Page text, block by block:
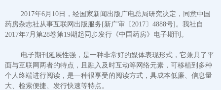
2017年6月10日，经国家新闻出版广电总局研究决定，同意中国
药房杂志社从事互联网出版服务[新广审〔2017〕4888号]。我社自
2017年7月第28卷第19期起同步发行《中国药房》电子期刊。
电子期刊延展性强，是一种非常好的媒体表现形式，它兼具了平
面与互联网两者的特点，且融入及时互动等网络元素，可移植到多种
个人终端进行阅读，是一种很享受的阅读方式，具成本低廉、信息量
大、检索便捷、发行快速等特点。